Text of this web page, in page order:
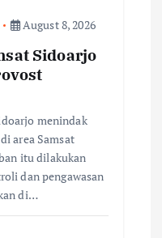
August 8, 2026
Sidoarjo
menindak
area Samsat
itu dilakukan
dan pengawasan
di…